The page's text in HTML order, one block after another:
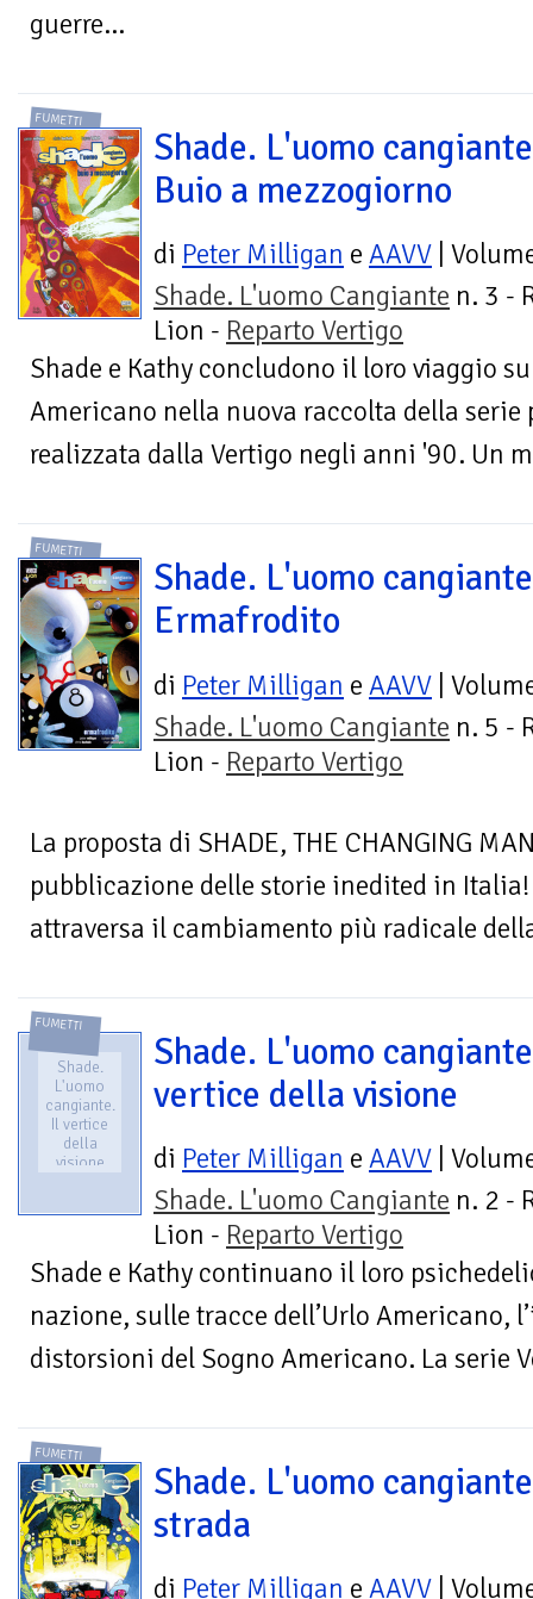
guerre...
FUMETTI
Shade. L'uomo
Buio a mezzogiorno
di Peter Milligan e AAVV |
Shade. L'uomo Cangiante n. 3 -
Lion - Reparto Vertigo
Shade e Kathy concludono il loro viaggio
Americano nella nuova raccolta della
realizzata dalla Vertigo negli anni '90. Un
FUMETTI
Shade. L'uomo
Ermafrodito
di Peter Milligan e AAVV |
Shade. L'uomo Cangiante n. 5 -
Lion - Reparto Vertigo
La proposta di SHADE, THE CHANGING
pubblicazione delle storie inedited in
attraversa il cambiamento più radicale
FUMETTI
Shade.
L'uomo
cangiante.
Il vertice
della
visione
Shade. L'uomo
vertice della visione
di Peter Milligan e AAVV |
Shade. L'uomo Cangiante n. 2 -
Lion - Reparto Vertigo
Shade e Kathy continuano il loro
nazione, sulle tracce dell’Urlo Americano,
distorsioni del Sogno Americano. La serie
FUMETTI
Shade. L'uomo
strada
di Peter Milligan e AAVV |